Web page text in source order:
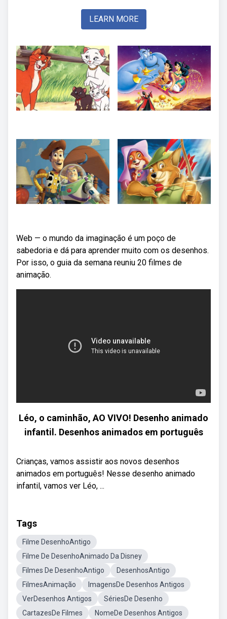
LEARN MORE
Web — o mundo da imaginação é um poço de
sabedoria e dá para aprender muito com os desenhos.
Por isso, o guia da semana reuniu 20 filmes de
animação.
Léo, o caminhão, AO VIVO! Desenho animado
infantil. Desenhos animados em português
Crianças, vamos assistir aos novos desenhos
animados em português! Nesse desenho animado
infantil, vamos ver Léo, ...
Tags
Filme DesenhoAntigo
Filme De DesenhoAnimado Da Disney
Filmes De DesenhoAntigo
DesenhosAntigo
FilmesAnimação
ImagensDe Desenhos Antigos
VerDesenhos Antigos
SériesDe Desenho
CartazesDe Filmes
NomeDe Desenhos Antigos